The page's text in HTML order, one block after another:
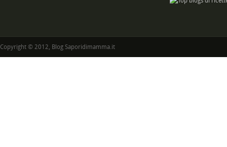
Copyright © 2012, Blog Saporidimamma.it